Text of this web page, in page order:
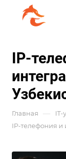
IP-
Главная — IT-
IP-телефония и